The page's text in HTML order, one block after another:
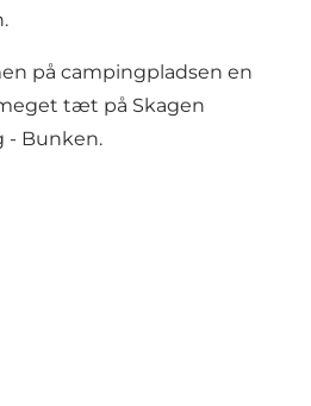
på campingpladsen en
tæt på Skagen
- Bunken.